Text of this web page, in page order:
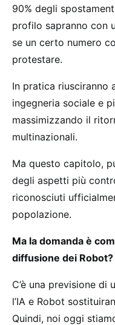
90% degli
profilo sapranno con
se un certo numero
protestare.
In pratica riusciranno
ingegneria sociale e
massimizzando il
multinazionali.
Ma questo capitolo,
degli aspetti più
riconosciuti
popolazione.
Ma la domanda è
diffusione dei Robot?
C’è una previsione
l’IA e Robot
Quindi, noi oggi